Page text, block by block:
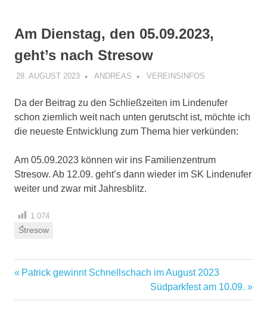
Am Dienstag, den 05.09.2023,
geht’s nach Stresow
28. AUGUST 2023 ANDREAS VEREINSINFOS
Da der Beitrag zu den Schließzeiten im Lindenufer
schon ziemlich weit nach unten gerutscht ist, möchte ich
die neueste Entwicklung zum Thema hier verkünden:
Am 05.09.2023 können wir ins Familienzentrum
Stresow. Ab 12.09. geht’s dann wieder im SK Lindenufer
weiter und zwar mit Jahresblitz.
1.074
Stresow
Beitragsnavigation
Vorheriger
Patrick gewinnt Schnellschach im August 2023
Nächster
Beitrag:
Südparkfest am 10.09.